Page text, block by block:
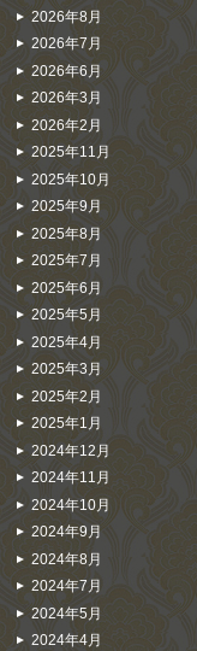
2026年8月
2026年7月
2026年6月
2026年3月
2026年2月
2025年11月
2025年10月
2025年9月
2025年8月
2025年7月
2025年6月
2025年5月
2025年4月
2025年3月
2025年2月
2025年1月
2024年12月
2024年11月
2024年10月
2024年9月
2024年8月
2024年7月
2024年5月
2024年4月